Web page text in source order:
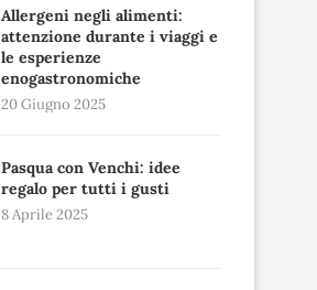
Allergeni negli alimenti:
attenzione durante i viaggi e
le esperienze
enogastronomiche
20 Giugno 2025
Pasqua con Venchi: idee
regalo per tutti i gusti
8 Aprile 2025